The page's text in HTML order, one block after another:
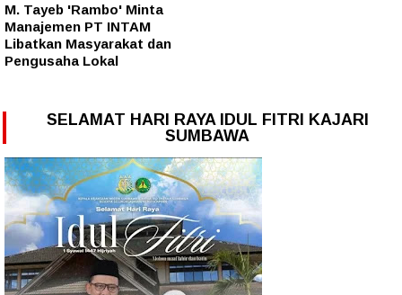
M. Tayeb 'Rambo' Minta
Manajemen PT INTAM
Libatkan Masyarakat dan
Pengusaha Lokal
SELAMAT HARI RAYA IDUL FITRI KAJARI
SUMBAWA